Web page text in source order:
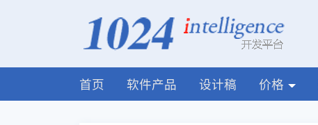
首页 软件产品 设计稿 价格